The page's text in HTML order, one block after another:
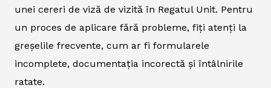
unei cereri de viză de vizită în Regatul Unit. Pentru
un proces de aplicare fără probleme, fiți atenți la
greșelile frecvente, cum ar fi formularele
incomplete, documentația incorectă și întâlnirile
ratate.